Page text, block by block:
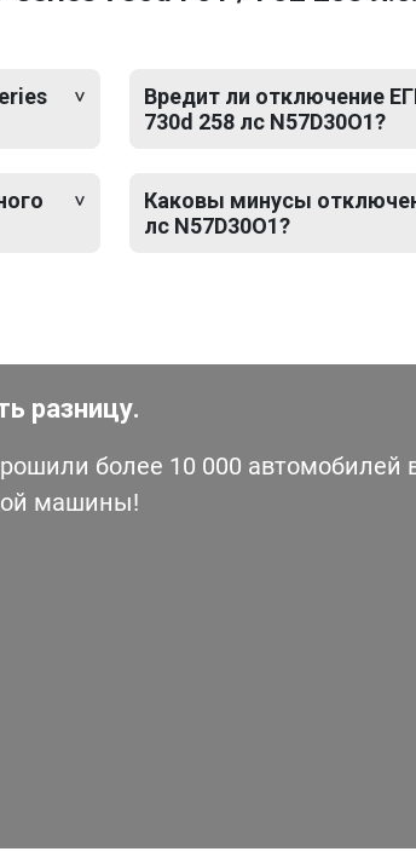
Вредит ли отключение
730d 258 лс N57D30O1?
Каковы минусы
лс N57D30O1?
разницу.
более 10 000 автомобилей
машины!